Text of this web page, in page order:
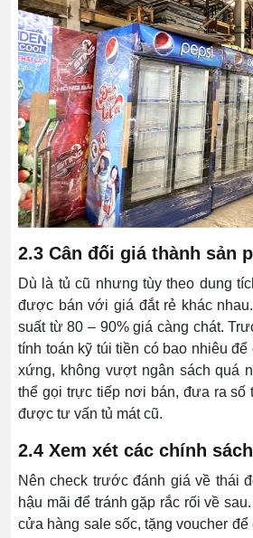
2.3 Cân đối giá thành sản
Dù là tủ cũ nhưng tùy theo dung
được bán với giá đắt rẻ khác
suất từ 80 – 90% giá càng chát.
tính toán kỹ túi tiền có bao nhiêu
xứng, không vượt ngân sách quá
thể gọi trực tiếp nơi bán, đưa ra số
được tư vấn tủ mát cũ.
2.4 Xem xét các chính
Nên check trước đánh giá về thái
hậu mãi để tránh gặp rắc rối về
cửa hàng sale sốc, tặng voucher